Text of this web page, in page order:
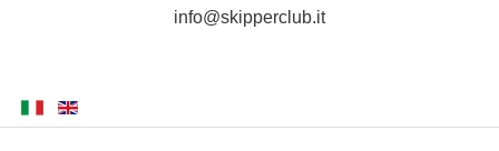
info@skipperclub.it